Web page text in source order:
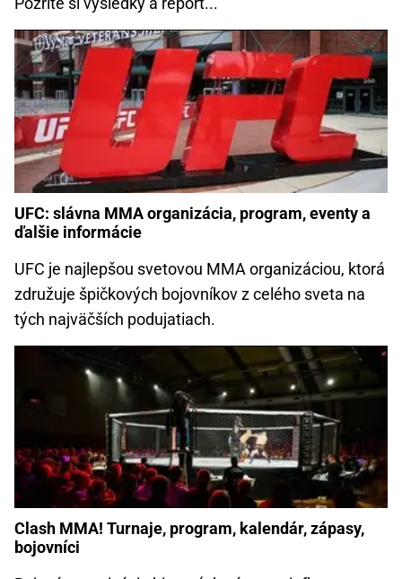
UFC: slávna MMA organizácia, program, eventy a
ďalšie informácie
UFC je najlepšou svetovou MMA organizáciou, ktorá
združuje špičkových bojovníkov z celého sveta na
tých najväčších podujatiach.
Clash MMA! Turnaje, program, kalendár, zápasy,
bojovníci